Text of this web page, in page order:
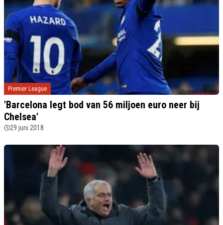
Premier League
'Barcelona legt bod van 56 miljoen euro neer bij
Chelsea'
29 juni 2018